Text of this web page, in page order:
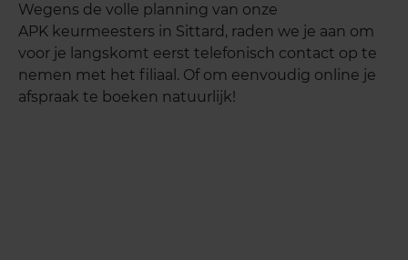
Wegens de volle planning van onze
APK keurmeesters in Sittard, raden we je aan om
voor je langskomt eerst telefonisch contact op te
nemen met het filiaal. Of om eenvoudig online je
afspraak te boeken natuurlijk!